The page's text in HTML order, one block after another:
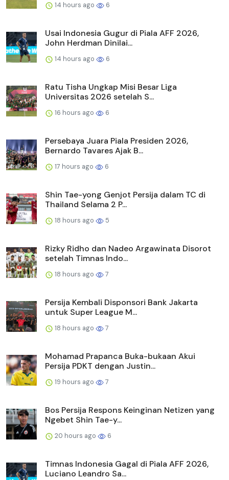
14 hours ago 6
Usai Indonesia Gugur di Piala AFF 2026,
John Herdman Dinilai...
14 hours ago 6
Ratu Tisha Ungkap Misi Besar Liga
Universitas 2026 setelah S...
16 hours ago 6
Persebaya Juara Piala Presiden 2026,
Bernardo Tavares Ajak B...
17 hours ago 6
Shin Tae-yong Genjot Persija dalam TC di
Thailand Selama 2 P...
18 hours ago 5
Rizky Ridho dan Nadeo Argawinata Disorot
setelah Timnas Indo...
18 hours ago 7
Persija Kembali Disponsori Bank Jakarta
untuk Super League M...
18 hours ago 7
Mohamad Prapanca Buka-bukaan Akui
Persija PDKT dengan Justin...
19 hours ago 7
Bos Persija Respons Keinginan Netizen yang
Ngebet Shin Tae-y...
20 hours ago 6
Timnas Indonesia Gagal di Piala AFF 2026,
Luciano Leandro Sa...